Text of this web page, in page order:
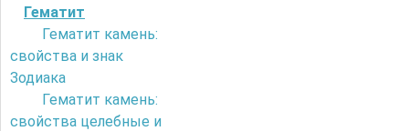
Гематит
Гематит камень:
свойства и знак
Зодиака
Гематит камень:
свойства целебные и